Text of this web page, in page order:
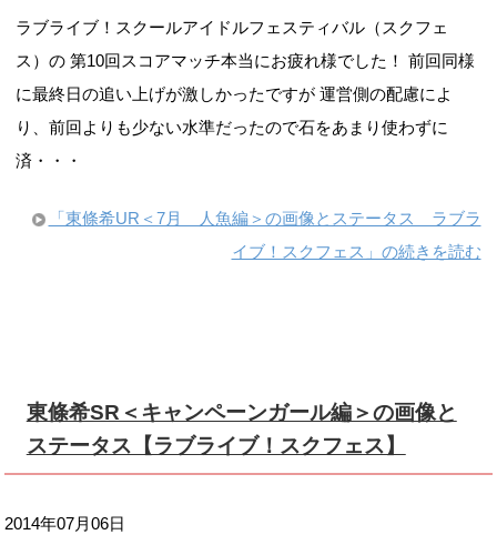
ラブライブ！スクールアイドルフェスティバル（スクフェ
ス）の 第10回スコアマッチ本当にお疲れ様でした！ 前回同様
に最終日の追い上げが激しかったですが 運営側の配慮によ
り、前回よりも少ない水準だったので石をあまり使わずに
済・・・
「東條希UR＜7月 人魚編＞の画像とステータス ラブラ
イブ！スクフェス」の続きを読む
東條希SR＜キャンペーンガール編＞の画像と
ステータス【ラブライブ！スクフェス】
2014年07月06日